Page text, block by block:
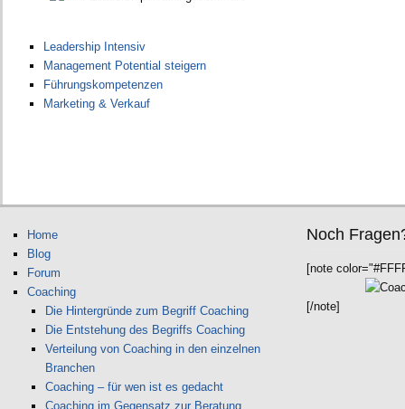
Leadership Intensiv
Management Potential steigern
Führungskompetenzen
Marketing & Verkauf
Home
Blog
Forum
Coaching
Die Hintergründe zum Begriff Coaching
Die Entstehung des Begriffs Coaching
Verteilung von Coaching in den einzelnen
Branchen
Coaching – für wen ist es gedacht
Coaching im Gegensatz zur Beratung
Noch
[note
[/note]